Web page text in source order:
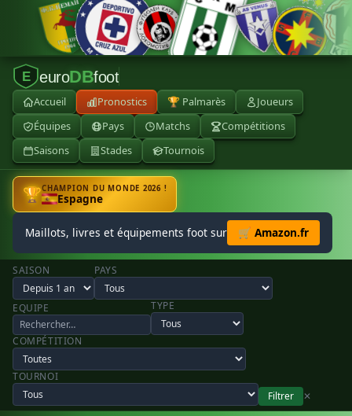
E euroDBfoot
Accueil Pronostics 🏆 Palmarès
Joueurs
Équipes
Pays Matchs
Compétitions
Saisons
Stades Tournois
🏆CHAMPION DU MONDE 2026 !
Espagne
Maillots, livres et équipements foot sur 🛒 Amazon.fr
SAISON PAYS
EQUIPE TYPE
COMPÉTITION
TOURNOI
Filtrer
✕